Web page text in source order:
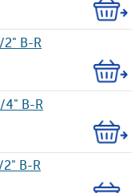
Кол-
во
B-R
Кол-
во
4" B-R
Кол-
во
B-R